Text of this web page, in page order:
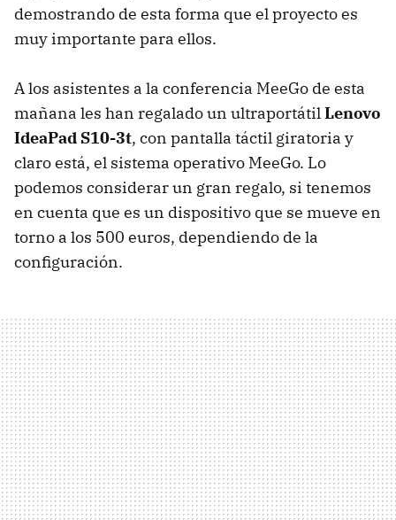
demostrando de esta forma que el proyecto es
muy importante para ellos.
A los asistentes a la conferencia MeeGo de esta
mañana les han regalado un ultraportátilLenovo
IdeaPad S10-3t, con pantalla táctil giratoria y
claro está, el sistema operativo MeeGo. Lo
podemos considerar un gran regalo, si tenemos
en cuenta que es un dispositivo que se mueve en
torno a los 500 euros, dependiendo de la
configuración.